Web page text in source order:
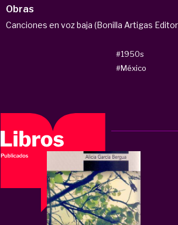
Obras
Canciones en voz baja (Bonilla Artigas
#1950s
#México